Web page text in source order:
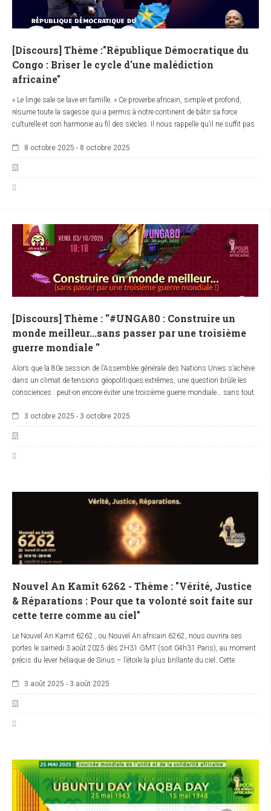
[Discours] Thème :"République Démocratique du
Congo : Briser le cycle d'une malédiction
africaine"
« Le linge sale se lave en famille. » Ce proverbe africain, simple et profond,
résume toute la sagesse qui a permis à notre continent de bâtir sa force
culturelle et son harmonie au fil des siècles. Il nous rappelle qu’il ne suffit pas
voisins — pour résoudre nos crises. Il faut d’abord regarder en nous, en face,
et agir ensemble. Car si l’Afrique continue à se laisser dicter son destin par
des logiques extérieures, elle restera prisonnière d’un cycle de violence,
d’exploitation et de division… une véritable malédiction.
8 octobre 2025 - 8 octobre 2025
[Discours] Thème : ''#UNGA80 : Construire un
monde meilleur...sans passer par une troisième
guerre mondiale ''
Alors que la 80e session de l’Assemblée générale des Nations Unies s’achève
dans un climat de tensions géopolitiques extrêmes, une question brûle les
consciences : peut-on encore éviter une troisième guerre mondiale… sans tout
3 octobre 2025 - 3 octobre 2025
Nouvel An Kamit 6262 - Thème : "Vérité, Justice
& Réparations : Pour que ta volonté soit faite sur
cette terre comme au ciel"
Le Nouvel An Kamit 6262 , ou Nouvel An africain 6262, nous ouvrira ses
portes le samedi 3 août 2025 dès 2H31 GMT (soit 04h31 Paris), au moment
précis du lever héliaque de Sirius – l’étoile la plus brillante du ciel. Cette
historique de la création du 1er calendrier connu dans l'histoire de l'humanité.
Comme chaque année, cet événement sera marqué par une conférence
inaugurale centrée sur un thème puissant : "Vérité, Justice, Réparations : Pour
que ta Volonté soit faite sur cette Terre comme au ciel !" .
3 août 2025 - 3 août 2025